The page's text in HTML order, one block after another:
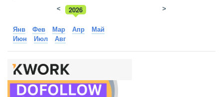
2026
2025
< >
Янв Фев Мар Апр
Май
Июн
Июл Авг